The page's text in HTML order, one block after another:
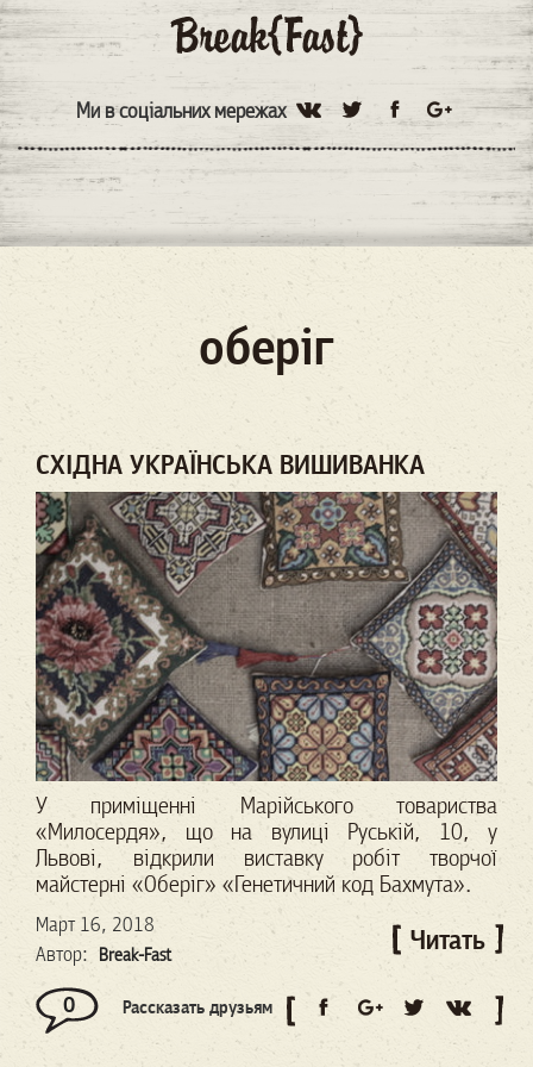
Ми в соціальних мережах
оберіг
СХІДНА УКРАЇНСЬКА ВИШИВАНКА
У приміщенні Марійського товариства
«Милосердя», що на вулиці Руській, 10, у
Львові, відкрили виставку робіт творчої
майстерні «Оберіг» «Генетичний код Бахмута».
Март 16, 2018
Автор:
Break-Fast Читать
0 Рассказать друзьям